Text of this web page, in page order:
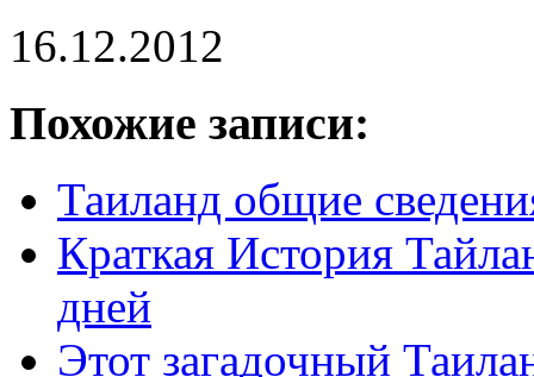
16.12.2012
Похожие записи:
Таиланд общие
Краткая История
дней
Этот загадочный